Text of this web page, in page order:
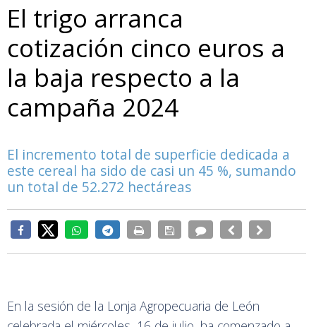
El trigo arranca
cotización cinco euros a
la baja respecto a la
campaña 2024
El incremento total de superficie dedicada a
este cereal ha sido de casi un 45 %, sumando
un total de 52.272 hectáreas
En la sesión de la Lonja Agropecuaria de León